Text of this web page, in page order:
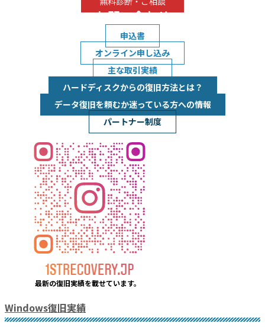
お問い合わせ
申込書
オンライン申し込み
主な取引実績
ハードディスクからの復旧方法とは？
データ復旧を頼むか迷っている方への情報
パートナー制度
最新の復旧実績を載せています。
Windows復旧実績